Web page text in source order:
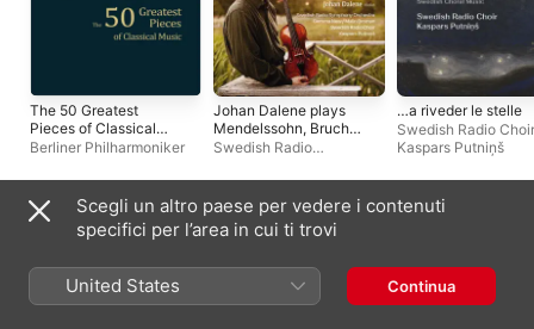
The 50 Greatest
Pieces of Classical
Music
Berliner Philharmoniker
Johan Dalene plays
Mendelssohn, Bruch
and Vaughan
Swedish Radio
Johan Dalene
…a riveder le stelle
Swedish Radio Choir
Kaspars Putniņš
Album live
Scegli un altro paese per vedere i contenuti
specifici per l’area in cui ti trovi
United States Continua